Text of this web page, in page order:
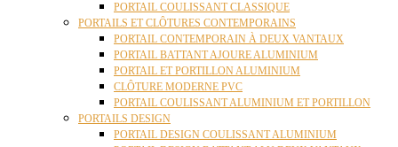
PORTAIL COULISSANT CLASSIQUE
PORTAILS ET CLÔTURES CONTEMPORAINS
PORTAIL CONTEMPORAIN À DEUX VANTAUX
PORTAIL BATTANT AJOURE ALUMINIUM
PORTAIL ET PORTILLON ALUMINIUM
CLÔTURE MODERNE PVC
PORTAIL COULISSANT ALUMINIUM ET PORTILLON
PORTAILS DESIGN
PORTAIL DESIGN COULISSANT ALUMINIUM